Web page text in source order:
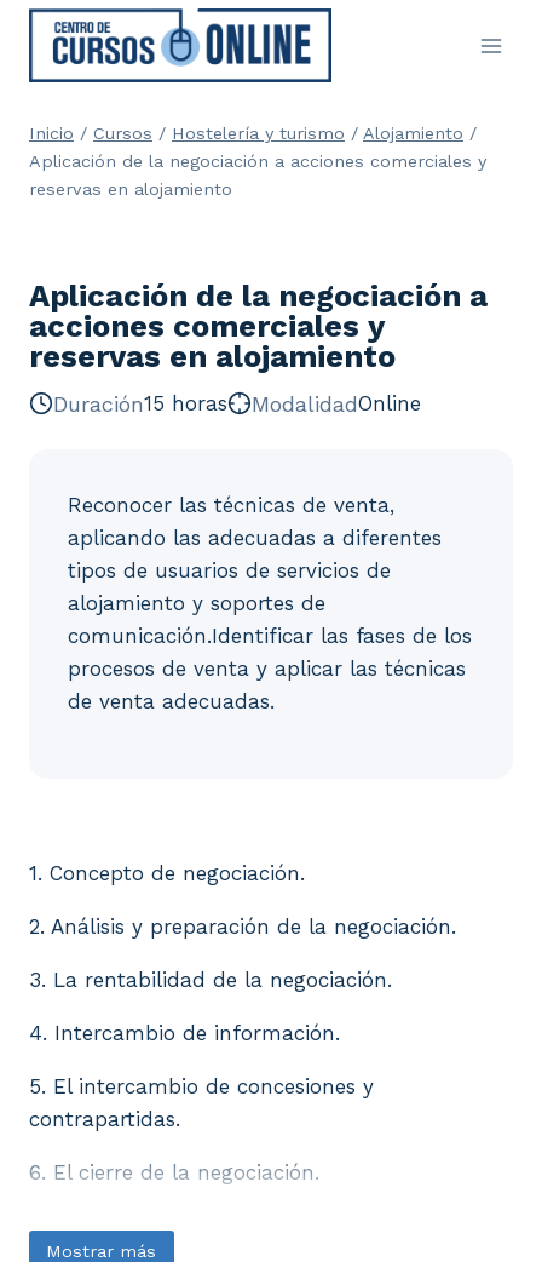
Saltar
contenido
Inicio / Cursos / Hostelería y turismo / Alojamiento /
Aplicación de la negociación a acciones comerciales y
reservas en alojamiento
Aplicación de la negociación a
acciones comerciales y
reservas en alojamiento
Duración15 horas ModalidadOnline
Reconocer las técnicas de venta,
aplicando las adecuadas a diferentes
tipos de usuarios de servicios de
alojamiento y soportes de
comunicación.Identificar las fases de los
procesos de venta y aplicar las técnicas
de venta adecuadas.
1. Concepto de negociación.
2. Análisis y preparación de la negociación.
3. La rentabilidad de la negociación.
4. Intercambio de información.
5. El intercambio de concesiones y
contrapartidas.
6. El cierre de la negociación.
Mostrar más